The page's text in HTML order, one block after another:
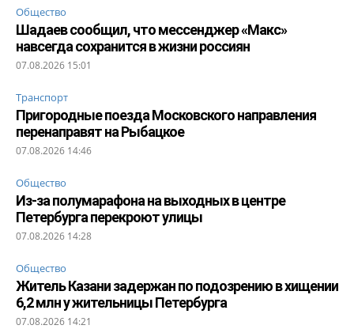
Общество
Шадаев сообщил, что мессенджер «Макс»
навсегда сохранится в жизни россиян
07.08.2026 15:01
Транспорт
Пригородные поезда Московского направления
перенаправят на Рыбацкое
07.08.2026 14:46
Общество
Из-за полумарафона на выходных в центре
Петербурга перекроют улицы
07.08.2026 14:28
Общество
Житель Казани задержан по подозрению в хищении
6,2 млн у жительницы Петербурга
07.08.2026 14:21